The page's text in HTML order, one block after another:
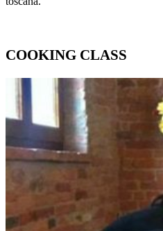
COOKING CLASS